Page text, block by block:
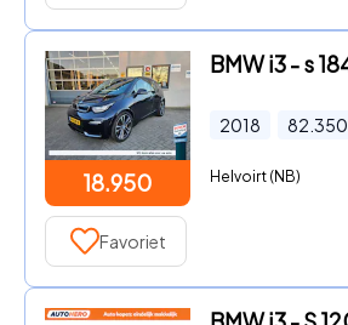
18.950
2018 82.350
Helvoirt (NB)
Favoriet